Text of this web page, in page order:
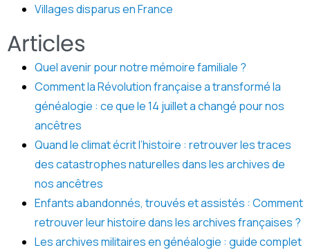
Villages disparus en France
Articles
Quel avenir pour notre mémoire familiale ?
Comment la Révolution française a transformé la
généalogie : ce que le 14 juillet a changé pour nos
ancêtres
Quand le climat écrit l’histoire : retrouver les traces
des catastrophes naturelles dans les archives de
nos ancêtres
Enfants abandonnés, trouvés et assistés : Comment
retrouver leur histoire dans les archives françaises ?
Les archives militaires en généalogie : guide complet